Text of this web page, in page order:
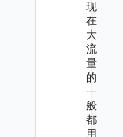
现
在
大
流
量
的
一
般
都
用